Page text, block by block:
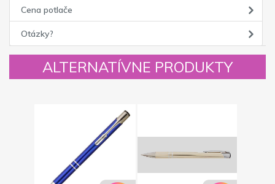
Cena potlače
Otázky?
ALTERNATÍVNE PRODUKTY